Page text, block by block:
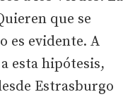
que se
es evidente. A
esta hipótesis,
Estrasburgo